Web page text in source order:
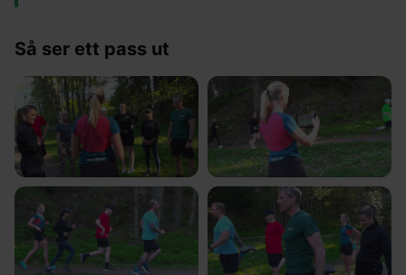
Så ser ett pass ut